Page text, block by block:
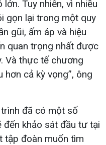
Tuy nhiên, vì nhiều
gọn lại trong một quy
gũi, ấm áp và hiệu
quan trọng nhất được
Và thực tế chương
cả kỳ vọng”, ông
đã có một số
đến khảo sát đầu tư tại
tập đoàn muốn tìm